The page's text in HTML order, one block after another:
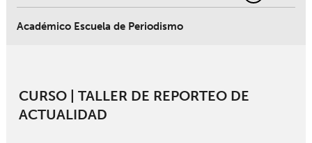
Académico Escuela de Periodismo
CURSO | TALLER DE REPORTEO DE
ACTUALIDAD